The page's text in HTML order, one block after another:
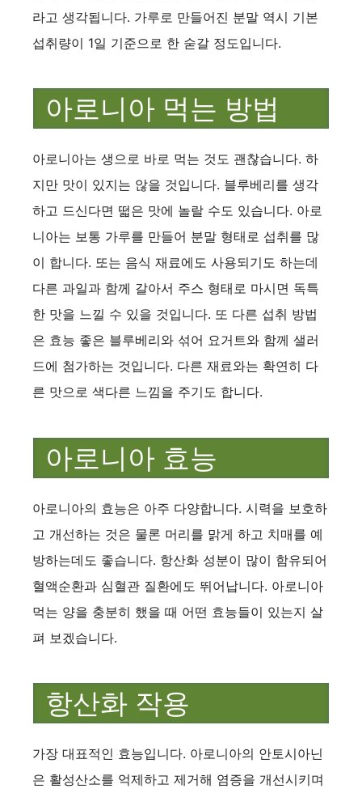
라고 생각됩니다. 가루로 만들어진 분말 역시 기본
섭취량이 1일 기준으로 한 숟갈 정도입니다.
아로니아 먹는 방법
아로니아는 생으로 바로 먹는 것도 괜찮습니다. 하
지만 맛이 있지는 않을 것입니다. 블루베리를 생각
하고 드신다면 떫은 맛에 놀랄 수도 있습니다. 아로
니아는 보통 가루를 만들어 분말 형태로 섭취를 많
이 합니다. 또는 음식 재료에도 사용되기도 하는데
다른 과일과 함께 갈아서 주스 형태로 마시면 독특
한 맛을 느낄 수 있을 것입니다. 또 다른 섭취 방법
은 효능 좋은 블루베리와 섞어 요거트와 함께 샐러
드에 첨가하는 것입니다. 다른 재료와는 확연히 다
른 맛으로 색다른 느낌을 주기도 합니다.
아로니아 효능
아로니아의 효능은 아주 다양합니다. 시력을 보호하
고 개선하는 것은 물론 머리를 맑게 하고 치매를 예
방하는데도 좋습니다. 항산화 성분이 많이 함유되어
혈액순환과 심혈관 질환에도 뛰어납니다. 아로니아
먹는 양을 충분히 했을 때 어떤 효능들이 있는지 살
펴 보겠습니다.
항산화 작용
가장 대표적인 효능입니다. 아로니아의 안토시아닌
은 활성산소를 억제하고 제거해 염증을 개선시키며